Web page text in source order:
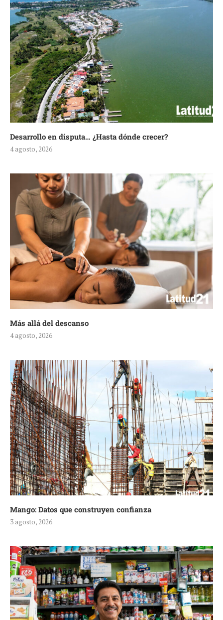
Desarrollo en disputa… ¿Hasta dónde crecer?
4 agosto, 2026
Más allá del descanso
4 agosto, 2026
Mango: Datos que construyen confianza
3 agosto, 2026